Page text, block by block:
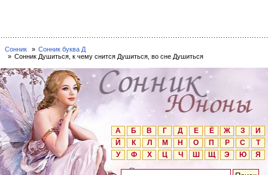
Сонник
Сонник буква Д
Сонник Душиться, к чему снится Душиться, во сне Душиться
А Б В Г Д Е Ё Ж З
И
Й
К Л М Н О П Р С
Т
У
Ф Х Ц Ч Ш Щ Э Ю Я